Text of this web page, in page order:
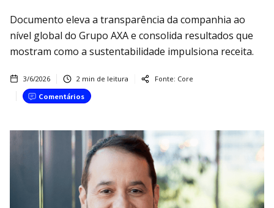
Documento eleva a transparência da companhia ao
nível global do Grupo AXA e consolida resultados que
mostram como a sustentabilidade impulsiona receita.
3/6/2026 2 min de leitura Fonte: Core
Comentários